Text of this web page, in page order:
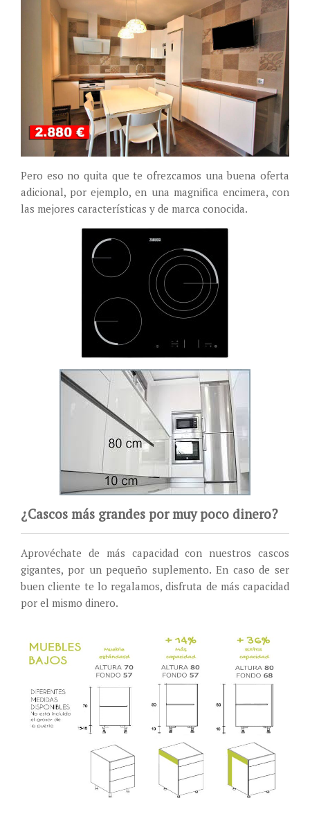
Pero eso no quita que te ofrezcamos una buena oferta
adicional, por ejemplo, en una magnifica encimera, con
las mejores características y de marca conocida.
¿Cascos más grandes por muy poco dinero?
Aprovéchate de más capacidad con nuestros cascos
gigantes, por un pequeño suplemento. En caso de ser
buen cliente te lo regalamos, disfruta de más capacidad
por el mismo dinero.